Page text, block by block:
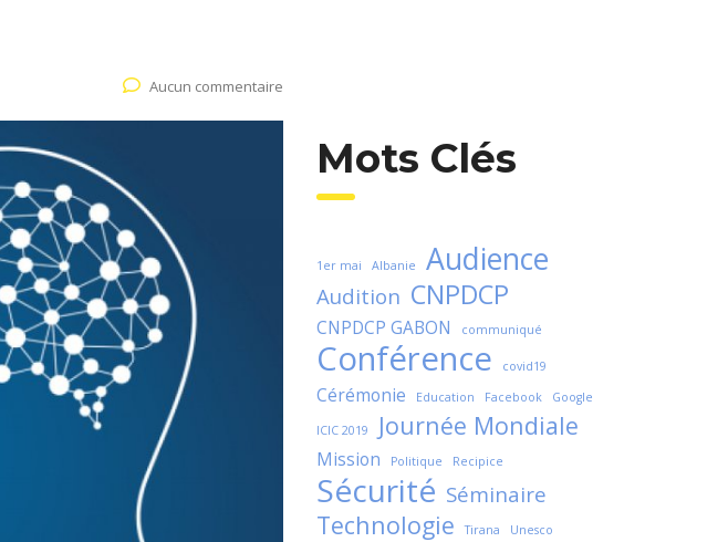
Aucun commentaire
Mots Clés
1er mai Albanie Audience
Audition CNPDCP
CNPDCP GABON communiqué
Conférence covid19
Cérémonie Education Facebook Google
ICIC 2019 Journée Mondiale
Mission Politique Recipice
Sécurité Séminaire
Technologie Tirana
Unesco